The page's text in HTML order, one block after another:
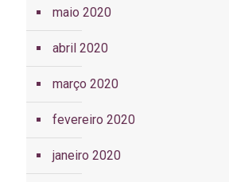
maio 2020
abril 2020
março 2020
fevereiro 2020
janeiro 2020